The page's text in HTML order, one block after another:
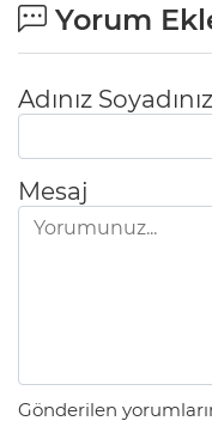
Yorum
Adınız Soyadınız
Mesaj
Gönderilen